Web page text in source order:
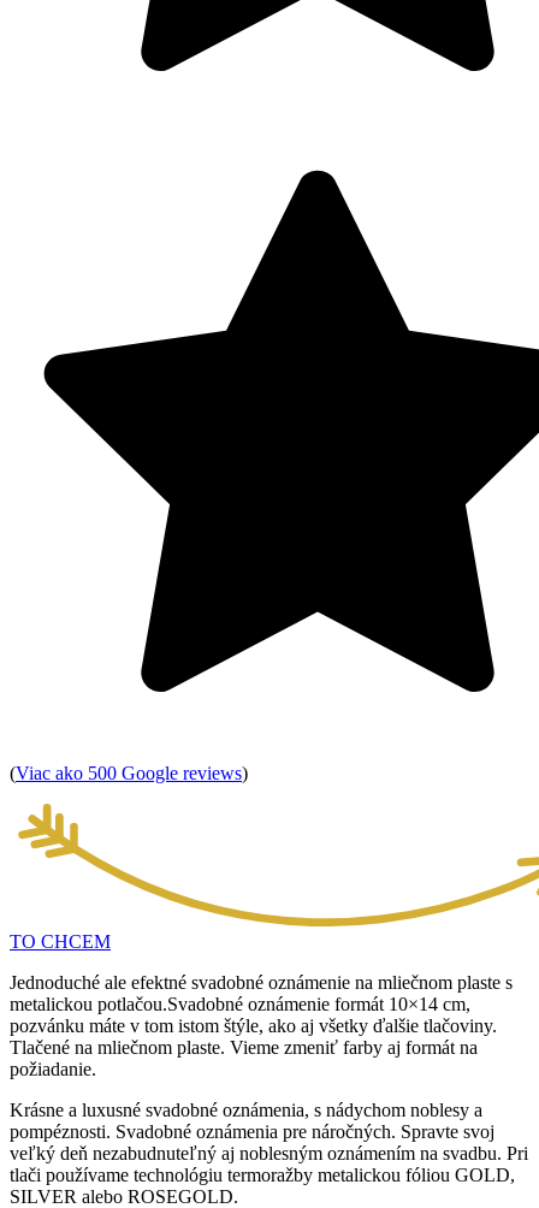
(Viac ako 500 Google reviews)
TO CHCEM
Jednoduché ale efektné svadobné oznámenie na mliečnom plaste s
metalickou potlačou.Svadobné oznámenie formát 10×14 cm,
pozvánku máte v tom istom štýle, ako aj všetky ďalšie tlačoviny.
Tlačené na mliečnom plaste. Vieme zmeniť farby aj formát na
požiadanie.
Krásne a luxusné svadobné oznámenia, s nádychom noblesy a
pompéznosti. Svadobné oznámenia pre náročných. Spravte svoj
veľký deň nezabudnuteľný aj noblesným oznámením na svadbu. Pri
tlači používame technológiu termoražby metalickou fóliou GOLD,
SILVER alebo ROSEGOLD.